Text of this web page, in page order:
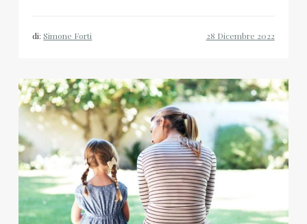
di:Simone Forti